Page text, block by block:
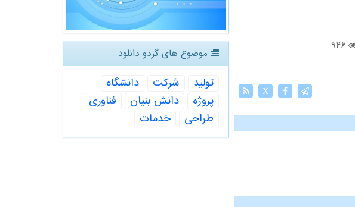
946
X
موضوع های گردو دانلود
تولید شركت
دانشگاه
پروژه
دانش بنیان
فناوری
طراحی
خدمات